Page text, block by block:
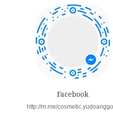
Facebook
http://m.me/